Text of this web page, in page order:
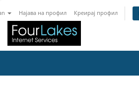
Најава на профил Креирај профил